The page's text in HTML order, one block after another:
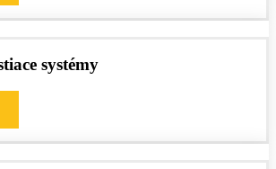
systémy